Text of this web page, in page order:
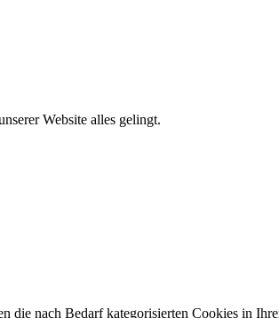
Website alles gelingt.
die nach Bedarf kategorisierten Cookies in